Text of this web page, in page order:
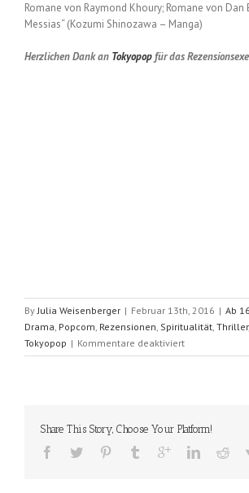
Romane von Raymond Khoury; Romane von Dan
Messias“ (Kozumi Shinozawa – Manga)
Herzlichen Dank an Tokyopopfür das
By Julia Weisenberger | Februar 13th, 2016 | Ab
Drama Popcom Rezensionen Spiritualität Thriller,
Tokyopop | Kommentare deaktiviertfür
Humberto
Share This Story, Choose Your Platform!